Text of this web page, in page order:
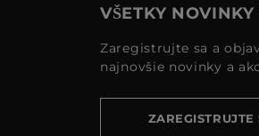
VŠETKY
Zaregistrujte sa a
najnovšie novinky a
ZAREGISTRUJTE